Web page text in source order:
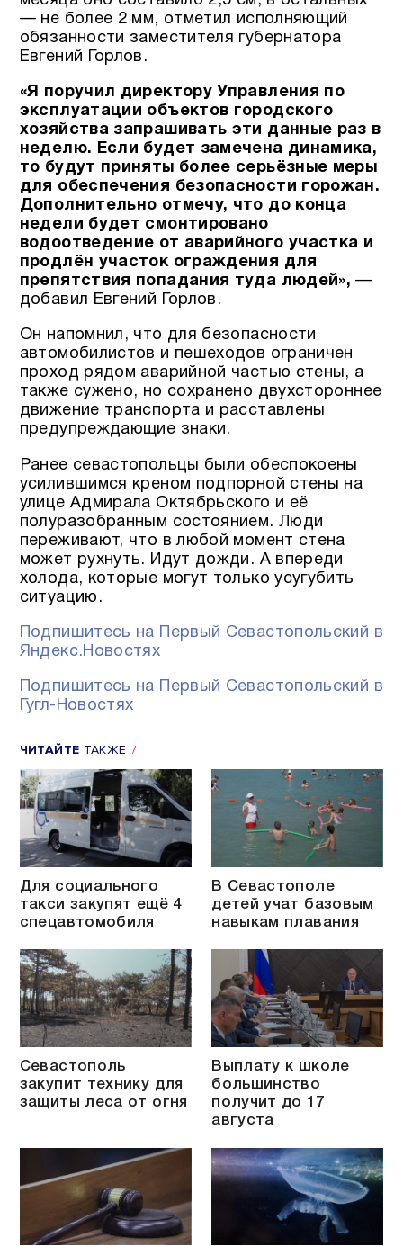
— не более 2 мм, отметил исполняющий
обязанности заместителя губернатора
Евгений Горлов.
«Я поручил директору Управления по
эксплуатации объектов городского
хозяйства запрашивать эти данные раз в
неделю. Если будет замечена динамика,
то будут приняты более серьёзные меры
для обеспечения безопасности горожан.
Дополнительно отмечу, что до конца
недели будет смонтировано
водоотведение от аварийного участка и
продлён участок ограждения для
препятствия попадания туда людей»,—
добавил Евгений Горлов.
Он напомнил, что для безопасности
автомобилистов и пешеходов ограничен
проход рядом аварийной частью стены, а
также сужено, но сохранено двухстороннее
движение транспорта и расставлены
предупреждающие знаки.
Ранее севастопольцы были обеспокоены
усилившимся креном подпорной стены на
улице Адмирала Октябрьского и её
полуразобранным состоянием. Люди
переживают, что в любой момент стена
может рухнуть. Идут дожди. А впереди
холода, которые могут только усугубить
ситуацию.
Подпишитесь на Первый Севастопольский в
Яндекс.Новостях
Подпишитесь на Первый Севастопольский в
Гугл-Новостях
ЧИТАЙТЕ ТАКЖЕ
Для социального
такси закупят ещё 4
спецавтомобиля
В Севастополе
детей учат базовым
навыкам плавания
Севастополь
закупит технику для
защиты леса от огня
Выплату к школе
большинство
получит до 17
августа